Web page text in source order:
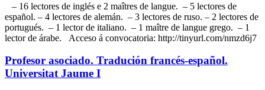
– 16 lectores de inglés e 2 maîtres de langue. – 5 lectores de
español. – 4 lectores de alemán. – 3 lectores de ruso. – 2 lectores de
portugués. – 1 lector de italiano. – 1 maître de langue grego. – 1
lector de árabe. Acceso á convocatoria: http://tinyurl.com/nmzd6j7
Profesor asociado. Tradución francés-español.
Universitat Jaume I